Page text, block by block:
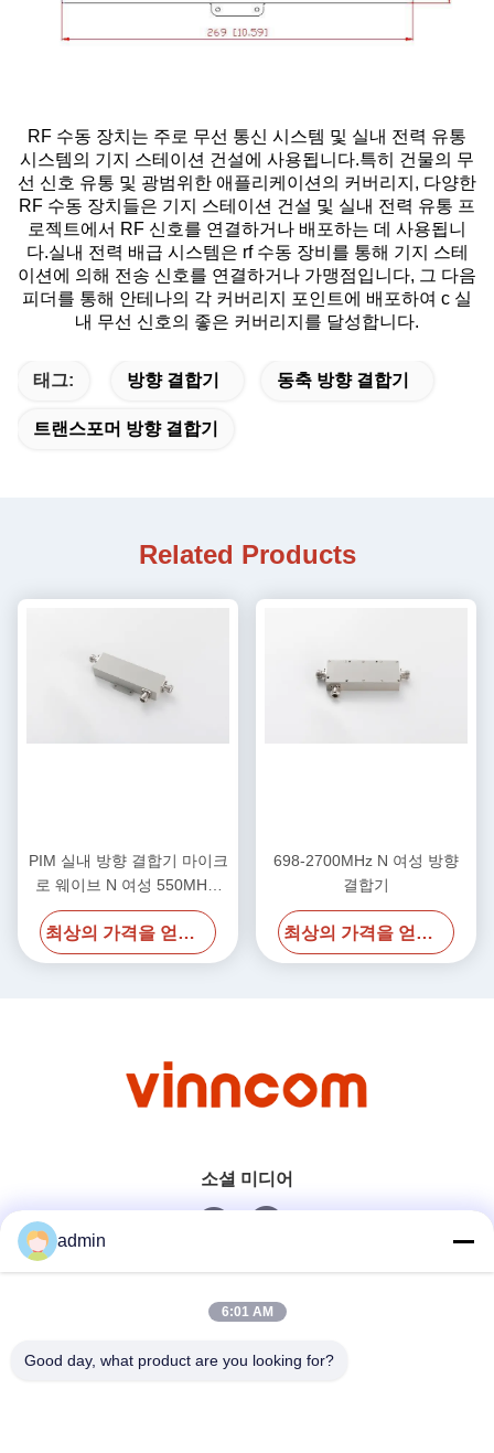
RF 수동 장치는 주로 무선 통신 시스템 및 실내 전력 유통
시스템의 기지 스테이션 건설에 사용됩니다.특히 건물의 무
선 신호 유통 및 광범위한 애플리케이션의 커버리지, 다양한
RF 수동 장치들은 기지 스테이션 건설 및 실내 전력 유통 프
로젝트에서 RF 신호를 연결하거나 배포하는 데 사용됩니
다.실내 전력 배급 시스템은 rf 수동 장비를 통해 기지 스테
이션에 의해 전송 신호를 연결하거나 가맹점입니다, 그 다음
피더를 통해 안테나의 각 커버리지 포인트에 배포하여 c 실
내 무선 신호의 좋은 커버리지를 달성합니다.
태그: 방향 결합기 동축 방향 결합기
트랜스포머 방향 결합기
Related Products
PIM 실내 방향 결합기 마이크
로 웨이브 N 여성 550MHz-
2700MHz
최상의 가격을 얻으세요
698-2700MHz N 여성 방향
결합기
최상의 가격을 얻으세요
소셜 미디어
빠른 연락
admin
6:01 AM
Good day, what product are you looking for?